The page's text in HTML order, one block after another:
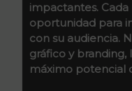
Como cliente,
para fusionar lo
identidades
auténticas.
que buscan una